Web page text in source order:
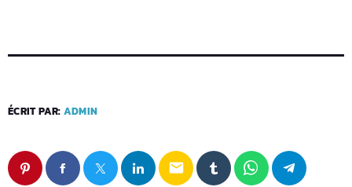
ÉCRIT PAR: ADMIN
email